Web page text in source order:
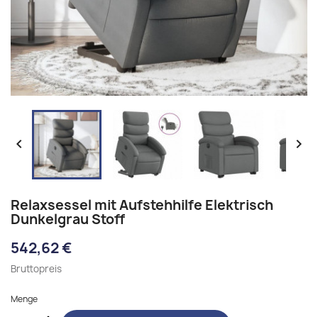
 
Relaxsessel mit Aufstehhilfe Elektrisch
Dunkelgrau Stoff
542,62 €
Bruttopreis
Menge